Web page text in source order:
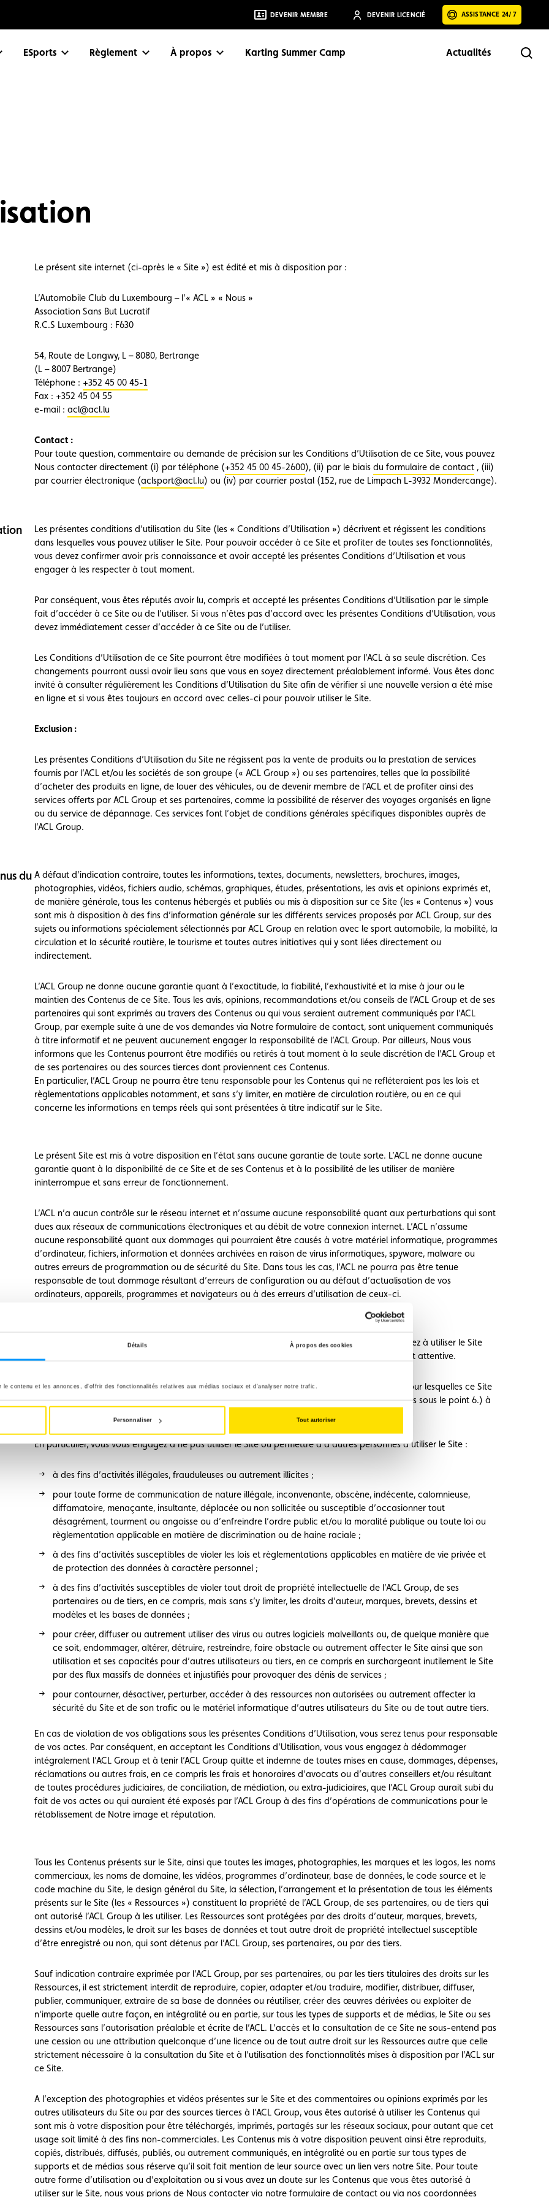
Détails À propos des cookies
le contenu et les annonces, d'offrir des fonctionnalités relatives aux médias sociaux et d'analyser notre trafic.
Personnaliser Tout autoriser
DEVENIR MEMBRE DEVENIR LICENCIÉ ASSISTANCE 24/7
eSports Règlement À propos Karting Summer Camp Actualités
Le présent site internet (ci-après le « Site ») est édité et mis à disposition par :
L’Automobile Club du Luxembourg – l’« ACL » « Nous »
Association Sans But Lucratif
R.C.S Luxembourg : F630
54, Route de Longwy, L – 8080, Bertrange
(L – 8007 Bertrange)
Téléphone : +352 45 00 45-1
Fax : +352 45 04 55
e-mail : acl@acl.lu
Contact :
Pour toute question, commentaire ou demande de précision sur les Conditions d’Utilisation de ce Site, vous pouvez
Nous contacter directement (i) par téléphone (+352 45 00 45-2600), (ii) par le biais du formulaire de contact , (iii)
par courrier électronique (aclsport@acl.lu) ou (iv) par courrier postal (152, rue de Limpach L-3932 Mondercange).
Les présentes conditions d’utilisation du Site (les « Conditions d’Utilisation ») décrivent et régissent les conditions
dans lesquelles vous pouvez utiliser le Site. Pour pouvoir accéder à ce Site et profiter de toutes ses fonctionnalités,
vous devez confirmer avoir pris connaissance et avoir accepté les présentes Conditions d’Utilisation et vous
engager à les respecter à tout moment.
Par conséquent, vous êtes réputés avoir lu, compris et accepté les présentes Conditions d’Utilisation par le simple
fait d’accéder à ce Site ou de l’utiliser. Si vous n’êtes pas d’accord avec les présentes Conditions d’Utilisation, vous
devez immédiatement cesser d’accéder à ce Site ou de l’utiliser.
Les Conditions d’Utilisation de ce Site pourront être modifiées à tout moment par l’ACL à sa seule discrétion. Ces
changements pourront aussi avoir lieu sans que vous en soyez directement préalablement informé. Vous êtes donc
invité à consulter régulièrement les Conditions d’Utilisation du Site afin de vérifier si une nouvelle version a été mise
en ligne et si vous êtes toujours en accord avec celles-ci pour pouvoir utiliser le Site.
Exclusion :
Les présentes Conditions d’Utilisation du Site ne régissent pas la vente de produits ou la prestation de services
fournis par l’ACL et/ou les sociétés de son groupe (« ACL Group ») ou ses partenaires, telles que la possibilité
d’acheter des produits en ligne, de louer des véhicules, ou de devenir membre de l’ACL et de profiter ainsi des
services offerts par ACL Group et ses partenaires, comme la possibilité de réserver des voyages organisés en ligne
ou du service de dépannage. Ces services font l’objet de conditions générales spécifiques disponibles auprès de
l’ACL Group.
du A défaut d’indication contraire, toutes les informations, textes, documents, newsletters, brochures, images,
photographies, vidéos, fichiers audio, schémas, graphiques, études, présentations, les avis et opinions exprimés et,
de manière générale, tous les contenus hébergés et publiés ou mis à disposition sur ce Site (les « Contenus ») vous
sont mis à disposition à des fins d’information générale sur les différents services proposés par ACL Group, sur des
sujets ou informations spécialement sélectionnés par ACL Group en relation avec le sport automobile, la mobilité, la
circulation et la sécurité routière, le tourisme et toutes autres initiatives qui y sont liées directement ou
indirectement.
L’ACL Group ne donne aucune garantie quant à l’exactitude, la fiabilité, l’exhaustivité et la mise à jour ou le
maintien des Contenus de ce Site. Tous les avis, opinions, recommandations et/ou conseils de l’ACL Group et de ses
partenaires qui sont exprimés au travers des Contenus ou qui vous seraient autrement communiqués par l’ACL
Group, par exemple suite à une de vos demandes via Notre formulaire de contact, sont uniquement communiqués
à titre informatif et ne peuvent aucunement engager la responsabilité de l’ACL Group. Par ailleurs, Nous vous
informons que les Contenus pourront être modifiés ou retirés à tout moment à la seule discrétion de l’ACL Group et
de ses partenaires ou des sources tierces dont proviennent ces Contenus.
En particulier, l’ACL Group ne pourra être tenu responsable pour les Contenus qui ne refléteraient pas les lois et
règlementations applicables notamment, et sans s’y limiter, en matière de circulation routière, ou en ce qui
concerne les informations en temps réels qui sont présentées à titre indicatif sur le Site.
Le présent Site est mis à votre disposition en l’état sans aucune garantie de toute sorte. L’ACL ne donne aucune
garantie quant à la disponibilité de ce Site et de ses Contenus et à la possibilité de les utiliser de manière
ininterrompue et sans erreur de fonctionnement.
L’ACL n’a aucun contrôle sur le réseau internet et n’assume aucune responsabilité quant aux perturbations qui sont
dues aux réseaux de communications électroniques et au débit de votre connexion internet. L’ACL n’assume
aucune responsabilité quant aux dommages qui pourraient être causés à votre matériel informatique, programmes
d’ordinateur, fichiers, information et données archivées en raison de virus informatiques, spyware, malware ou
autres erreurs de programmation ou de sécurité du Site. Dans tous les cas, l’ACL ne pourra pas être tenue
responsable de tout dommage résultant d’erreurs de configuration ou au défaut d’actualisation de vos
ordinateurs, appareils, programmes et navigateurs ou à des erreurs d’utilisation de ceux-ci.
En accédant à ce Site et en acceptant les présentes Conditions d’Utilisation, vous vous engagez à utiliser le Site
dans le respect des lois et règlementations applicables de manière responsable, raisonnable et attentive.
De manière générale, il est interdit d’accéder et d’utiliser ce Site à des fins autres que celles pour lesquelles ce Site
a été conçu et mis à votre disposition et notamment d’utiliser les Ressources (telles que définies sous le point 6.) à
En particulier, vous vous engagez à ne pas utiliser le Site ou permettre à d’autres personnes d’utiliser le Site :
à des fins d’activités illégales, frauduleuses ou autrement illicites ;
pour toute forme de communication de nature illégale, inconvenante, obscène, indécente, calomnieuse,
diffamatoire, menaçante, insultante, déplacée ou non sollicitée ou susceptible d’occasionner tout
désagrément, tourment ou angoisse ou d’enfreindre l’ordre public et/ou la moralité publique ou toute loi ou
règlementation applicable en matière de discrimination ou de haine raciale ;
à des fins d’activités susceptibles de violer les lois et règlementations applicables en matière de vie privée et
de protection des données à caractère personnel ;
à des fins d’activités susceptibles de violer tout droit de propriété intellectuelle de l’ACL Group, de ses
partenaires ou de tiers, en ce compris, mais sans s’y limiter, les droits d’auteur, marques, brevets, dessins et
modèles et les bases de données ;
pour créer, diffuser ou autrement utiliser des virus ou autres logiciels malveillants ou, de quelque manière que
ce soit, endommager, altérer, détruire, restreindre, faire obstacle ou autrement affecter le Site ainsi que son
utilisation et ses capacités pour d’autres utilisateurs ou tiers, en ce compris en surchargeant inutilement le Site
par des flux massifs de données et injustifiés pour provoquer des dénis de services ;
pour contourner, désactiver, perturber, accéder à des ressources non autorisées ou autrement affecter la
sécurité du Site et de son trafic ou le matériel informatique d’autres utilisateurs du Site ou de tout autre tiers.
En cas de violation de vos obligations sous les présentes Conditions d’Utilisation, vous serez tenus pour responsable
de vos actes. Par conséquent, en acceptant les Conditions d’Utilisation, vous vous engagez à dédommager
intégralement l’ACL Group et à tenir l’ACL Group quitte et indemne de toutes mises en cause, dommages, dépenses,
réclamations ou autres frais, en ce compris les frais et honoraires d’avocats ou d’autres conseillers et/ou résultant
de toutes procédures judiciaires, de conciliation, de médiation, ou extra-judiciaires, que l’ACL Group aurait subi du
fait de vos actes ou qui auraient été exposés par l’ACL Group à des fins d’opérations de communications pour le
rétablissement de Notre image et réputation.
Tous les Contenus présents sur le Site, ainsi que toutes les images, photographies, les marques et les logos, les noms
commerciaux, les noms de domaine, les vidéos, programmes d’ordinateur, base de données, le code source et le
code machine du Site, le design général du Site, la sélection, l’arrangement et la présentation de tous les éléments
présents sur le Site (les « Ressources ») constituent la propriété de l’ACL Group, de ses partenaires, ou de tiers qui
ont autorisé l’ACL Group à les utiliser. Les Ressources sont protégées par des droits d’auteur, marques, brevets,
dessins et/ou modèles, le droit sur les bases de données et tout autre droit de propriété intellectuel susceptible
d’être enregistré ou non, qui sont détenus par l’ACL Group, ses partenaires, ou par des tiers.
Sauf indication contraire exprimée par l’ACL Group, par ses partenaires, ou par les tiers titulaires des droits sur les
Ressources, il est strictement interdit de reproduire, copier, adapter et/ou traduire, modifier, distribuer, diffuser,
publier, communiquer, extraire de sa base de données ou réutiliser, créer des œuvres dérivées ou exploiter de
n‘importe quelle autre façon, en intégralité ou en partie, sur tous les types de supports et de médias, le Site ou ses
Ressources sans l’autorisation préalable et écrite de l’ACL. L’accès et la consultation de ce Site ne sous-entend pas
une cession ou une attribution quelconque d’une licence ou de tout autre droit sur les Ressources autre que celle
strictement nécessaire à la consultation du Site et à l’utilisation des fonctionnalités mises à disposition par l’ACL sur
ce Site.
A l’exception des photographies et vidéos présentes sur le Site et des commentaires ou opinions exprimés par les
autres utilisateurs du Site ou par des sources tierces à l’ACL Group, vous êtes autorisé à utiliser les Contenus qui
sont mis à votre disposition pour être téléchargés, imprimés, partagés sur les réseaux sociaux, pour autant que cet
usage soit limité à des fins non-commerciales. Les Contenus mis à votre disposition peuvent ainsi être reproduits,
copiés, distribués, diffusés, publiés, ou autrement communiqués, en intégralité ou en partie sur tous types de
supports et de médias sous réserve qu’il soit fait mention de leur source avec un lien vers notre Site. Pour toute
autre forme d’utilisation ou d’exploitation ou si vous avez un doute sur les Contenus que vous êtes autorisé à
utiliser sur le Site, nous vous prions de Nous contacter via notre formulaire de contact ou via nos coordonnées